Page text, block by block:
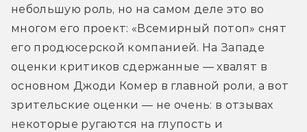
небольшую роль, но на самом деле это во
многом его проект: «Всемирный потоп» снят
его продюсерской компанией. На Западе
оценки критиков сдержанные — хвалят в
основном Джоди Комер в главной роли, а вот
зрительские оценки — не очень: в отзывах
некоторые ругаются на глупость и